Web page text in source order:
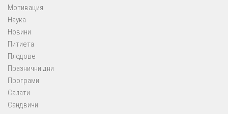
Мотивация
Наука
Новини
Питиета
Плодове
Празнични дни
Програми
Салати
Сандвичи